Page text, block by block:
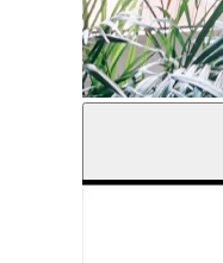
© Silvano Magnone